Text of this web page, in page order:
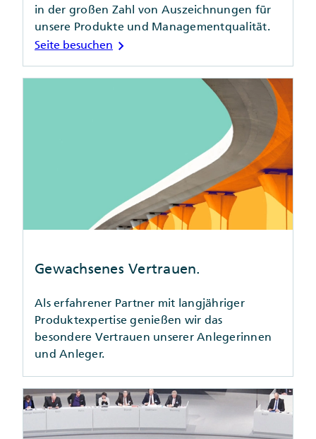
in der großen Zahl von Auszeichnungen für
unsere Produkte und Managementqualität.
Seite besuchen chevron_right
Gewachsenes Vertrauen.
Als erfahrener Partner mit langjähriger
Produktexpertise genießen wir das
besondere Vertrauen unserer Anlegerinnen
und Anleger.